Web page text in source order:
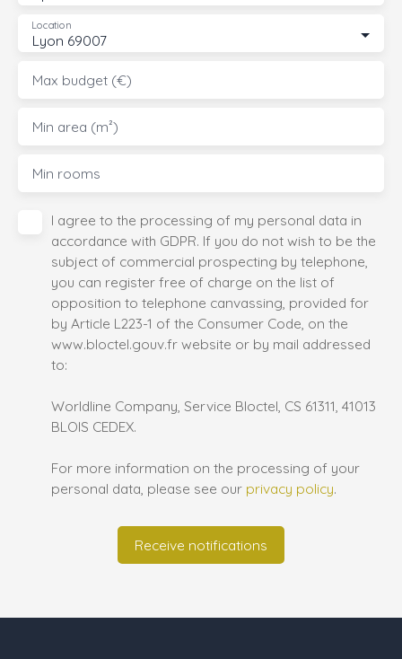
Lyon 69007
Location
Max budget (€)
Min area (m²)
Min rooms
I agree to the processing of my personal data in
accordance with GDPR. If you do not wish to be the
subject of commercial prospecting by telephone,
you can register free of charge on the list of
opposition to telephone canvassing, provided for
by Article L223-1 of the Consumer Code, on the
www.bloctel.gouv.fr website or by mail addressed
to:
Worldline Company, Service Bloctel, CS 61311, 41013
BLOIS CEDEX.
For more information on the processing of your
personal data, please see our privacy policy.
Receive notifications